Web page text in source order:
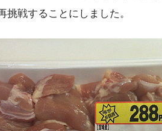
挑戦することにしました。